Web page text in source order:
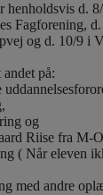
henholdsvis d.
Fagforening,
og d. 10/9 i
på:
og
Riise fra M-
( Når eleven
med andre